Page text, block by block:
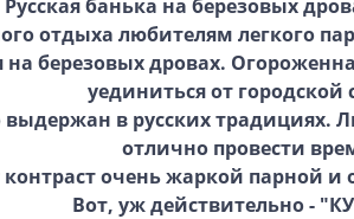
Русская банька на березовых
отдыха любителям легкого
березовых дровах.
уединиться от городской
в русских традициях.
отлично провести
контраст очень жаркой парной и
Вот, уж действительно -